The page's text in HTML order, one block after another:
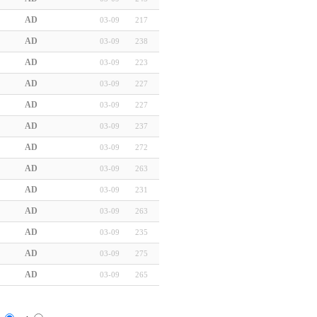
AD 03-09 217
AD 03-09 238
AD 03-09 223
AD 03-09 227
AD 03-09 227
AD 03-09 237
AD 03-09 272
AD 03-09 263
AD 03-09 231
AD 03-09 263
AD 03-09 235
AD 03-09 275
AD 03-09 265